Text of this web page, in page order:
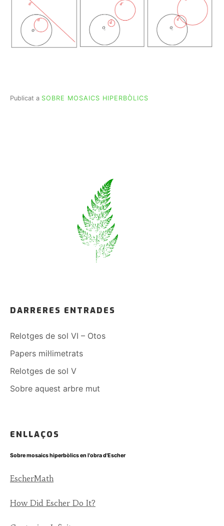
Publicat a SOBRE MOSAICS HIPERBÒLICS
DARRERES ENTRADES
Relotges de sol VI – Otos
Papers mil·limetrats
Relotges de sol V
Sobre aquest arbre mut
ENLLAÇOS
Sobre mosaics hiperbòlics en l'obra d'Escher
EscherMath
How Did Escher Do It?